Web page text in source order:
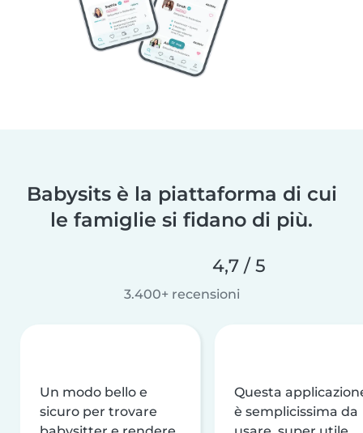
Babysits è la piattaforma di cui
le famiglie si fidano di più.
4,7 / 5
3.400+ recensioni
Un modo bello e
sicuro per trovare
Questa
è semplicissima da